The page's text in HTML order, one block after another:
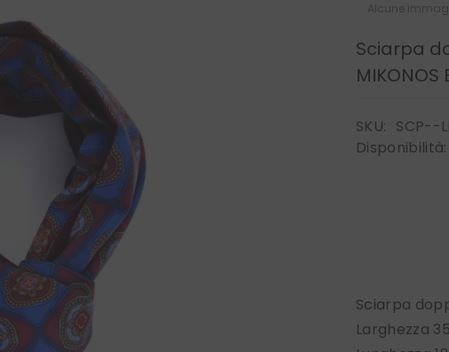
Alcune
Sciarpa
MIKONOS
SKU: SCP--
Disponibilità:
Sciarpa
Larghezza